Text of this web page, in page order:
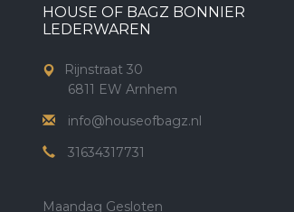
HOUSE OF BAGZ BONNIER
LEDERWAREN
Rijnstraat 30
6811 EW Arnhem
info@houseofbagz.nl
31634317731
Maandag Gesloten